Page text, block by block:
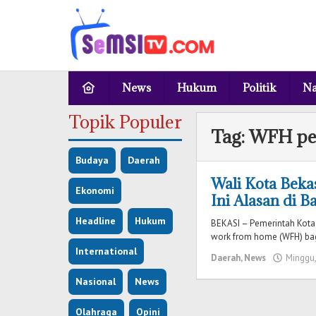
News Hukum Politik
Topik Populer
Budaya Daerah
Ekonomi
Headline Hukum
International
Nasional News
Olahraga Opini
Tag:WFH
Wali Kota
Ini Alasan di
BEKASI – Pemerintah
work from home (WFH)
Daerah,News